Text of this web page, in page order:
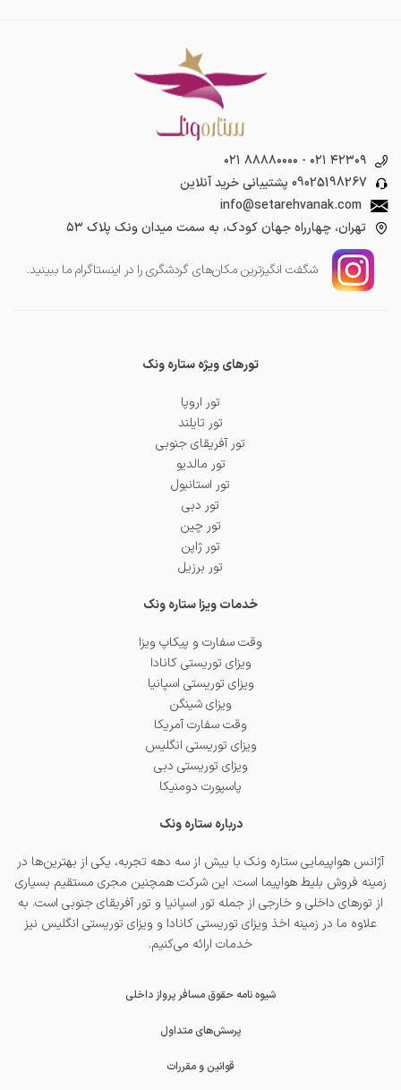
۰۲۱ ۸۸۸۸۰۰۰۰ - ۰۲۱ ۴۲۳۰۹
09025198267 پشتیبانی خرید آنلاین
info@setarehvanak.com
تهران، چهارراه جهان کودک، به سمت میدان ونک پلاک ۵۳
شگفت انگیز‌ترین مکان‌های گردشگری را در اینستاگرام ما ببینید.
تورهای ویژه ستاره ونک
تور اروپا
تور تایلند
تور آفریقای جنوبی
تور مالدیو
تور استانبول
تور دبی
تور چین
تور ژاپن
تور برزیل
خدمات ویزا ستاره ونک
وقت سفارت و پیکاپ ویزا
ویزای توریستی کانادا
ویزای توریستی اسپانیا
ویزای شینگن
وقت سفارت آمریکا
ویزای توریستی انگلیس
ویزای توریستی دبی
پاسپورت دومنیکا
درباره ستاره ونک
آژانس هواپیمایی ستاره ونک با بیش از سه دهه تجربه، یکی از بهترین‌ها در
زمینه فروش بلیط هواپیما است. این شرکت همچنین مجری مستقیم بسیاری
از تورهای داخلی و خارجی از جمله تور اسپانیا و تور آفریقای جنوبی است. به
علاوه ما در زمینه اخذ ویزای توریستی کانادا و ویزای توریستی انگلیس نیز
خدمات ارائه می‌کنیم.
شیوه نامه حقوق مسافر پرواز داخلی
پرسش‌های متداول
قوانین و مقررات